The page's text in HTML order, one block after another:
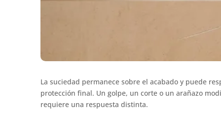
La suciedad permanece sobre el acabado y puede
protección final. Un golpe, un corte o un arañazo
requiere una respuesta distinta.